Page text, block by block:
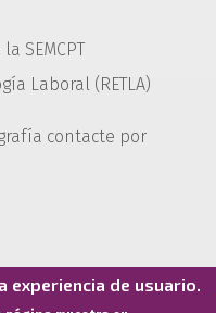
SEMCPT
Laboral (RETLA)
contacte por
experiencia de usuario.